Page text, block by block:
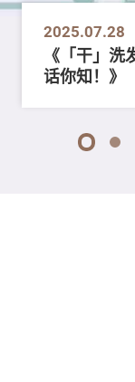
2025.07.28
《「干」
话你知！》
1 2